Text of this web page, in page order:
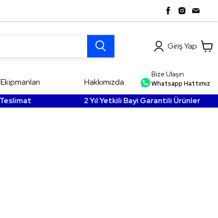
Giriş Yap
Uydu
Hakkımızda
Bize Ulaşın
Whatsapp Hattımız
2 Yıl Yetkili Bayi Garantili Ürünler